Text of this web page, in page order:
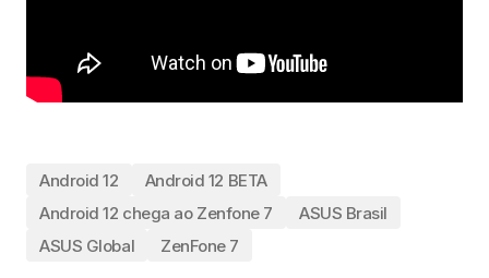
Android 12
Android 12 BETA
Android 12 chega ao Zenfone 7
ASUS Brasil
ASUS Global
ZenFone 7